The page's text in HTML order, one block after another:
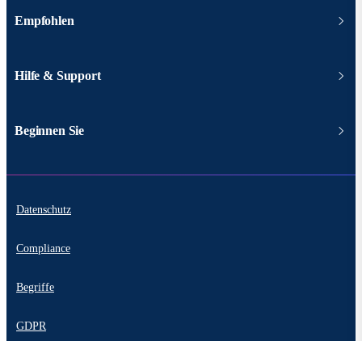
Empfohlen
Hilfe & Support
Beginnen Sie
Datenschutz
Compliance
Begriffe
GDPR